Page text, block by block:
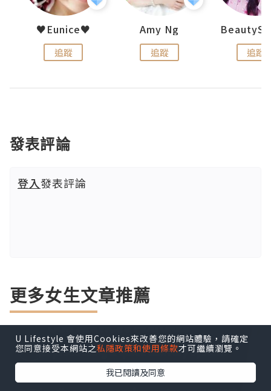
U Lifestyle 會使用Cookies來改善您的網站體驗，請確定
您同意接受本網站之私隱政策和使用條款才可繼續瀏覽。
我已閱讀及同意
♥Eunice♥
追蹤
Amy Ng
追蹤 追蹤
發表評論
登入發表評論
更多女生文章推薦